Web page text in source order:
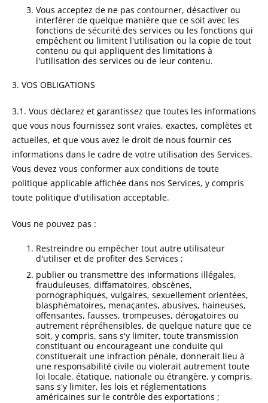
Vous acceptez de ne pas contourner, désactiver ou
interférer de quelque manière que ce soit avec les
fonctions de sécurité des services ou les fonctions qui
empêchent ou limitent l'utilisation ou la copie de tout
contenu ou qui appliquent des limitations à
l'utilisation des services ou de leur contenu.
3. VOS OBLIGATIONS
3.1. Vous déclarez et garantissez que toutes les informations
que vous nous fournissez sont vraies, exactes, complètes et
actuelles, et que vous avez le droit de nous fournir ces
informations dans le cadre de votre utilisation des Services.
Vous devez vous conformer aux conditions de toute
politique applicable affichée dans nos Services, y compris
toute politique d'utilisation acceptable.
Vous ne pouvez pas :
Restreindre ou empêcher tout autre utilisateur
d'utiliser et de profiter des Services ;
publier ou transmettre des informations illégales,
frauduleuses, diffamatoires, obscènes,
pornographiques, vulgaires, sexuellement orientées,
blasphématoires, menaçantes, abusives, haineuses,
offensantes, fausses, trompeuses, dérogatoires ou
autrement répréhensibles, de quelque nature que ce
soit, y compris, sans s'y limiter, toute transmission
constituant ou encourageant une conduite qui
constituerait une infraction pénale, donnerait lieu à
une responsabilité civile ou violerait autrement toute
loi locale, étatique, nationale ou étrangère, y compris,
sans s'y limiter, les lois et réglementations
américaines sur le contrôle des exportations ;